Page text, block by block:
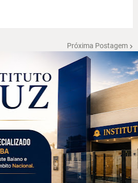
Próxima Postagem